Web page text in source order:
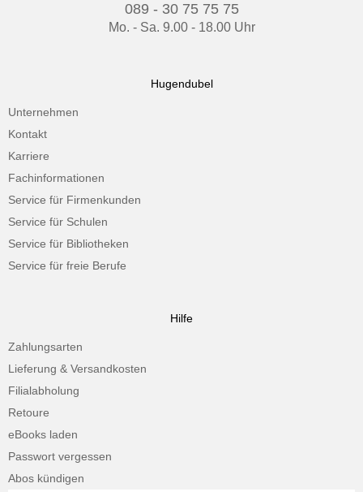
089 - 30 75 75 75
Mo. - Sa. 9.00 - 18.00 Uhr
Hugendubel
Unternehmen
Kontakt
Karriere
Fachinformationen
Service für Firmenkunden
Service für Schulen
Service für Bibliotheken
Service für freie Berufe
Hilfe
Zahlungsarten
Lieferung & Versandkosten
Filialabholung
Retoure
eBooks laden
Passwort vergessen
Abos kündigen